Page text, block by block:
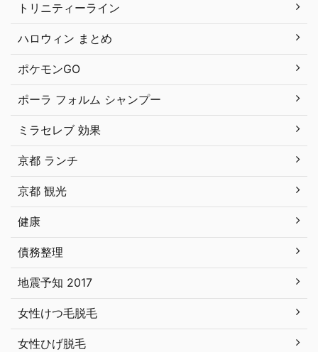
トリニティーライン
ハロウィン まとめ
ポケモンGO
ポーラ フォルム シャンプー
ミラセレブ 効果
京都 ランチ
京都 観光
健康
債務整理
地震予知 2017
女性けつ毛脱毛
女性ひげ脱毛